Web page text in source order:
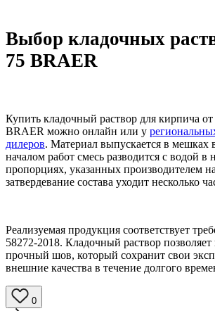
Выбор кладочных
75 BRAER
Купить кладочный раствор для кирпича от
BRAER можно онлайн или у
дилеров. Материал выпускается в мешках
началом работ смесь разводится с водой
пропорциях, указанных производителем
затвердевание состава уходит несколько
Реализуемая продукция соответствует
58272-2018. Кладочный раствор
прочный шов, который сохранит свои
внешние качества в течение долгого
0